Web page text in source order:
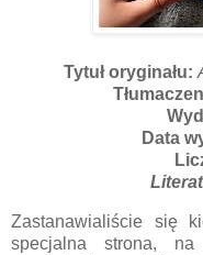
Tytuł oryginału:
Data
Zastanawialiście się
specjalna strona,